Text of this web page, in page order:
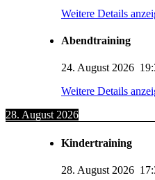
Weitere Details
Abendtraining
24. August 2026
Weitere Details
28. August 2026
Kindertraining
28. August 2026